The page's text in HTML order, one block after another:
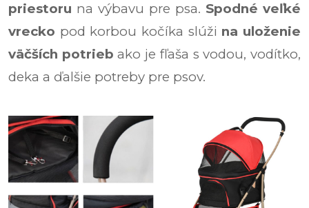
priestoru na výbavu pre psa. Spodné veľké
vrecko pod korbou kočíka slúži na uloženie
väčších potrieb ako je fľaša s vodou, vodítko,
deka a ďalšie potreby pre psov.